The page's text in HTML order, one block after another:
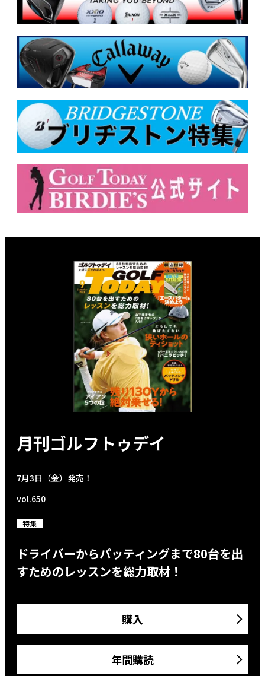
月刊ゴルフトゥデイ
7月3日（金）発売！
vol.650
特集
ドライバーからパッティングまで80台を出
すためのレッスンを総力取材！
購入
年間購読